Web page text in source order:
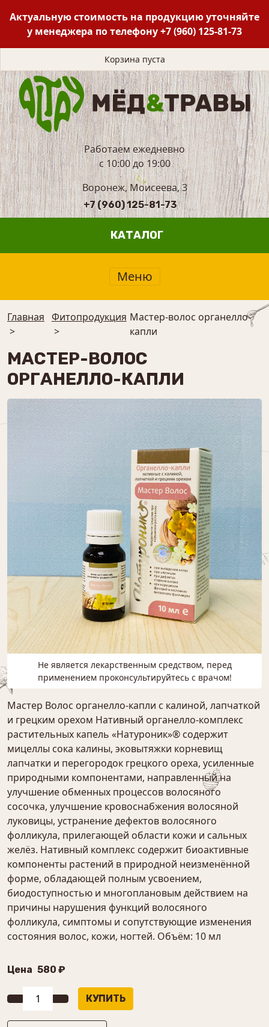
Актуальную стоимость на продукцию уточняйте
у менеджера по телефону+7 (960) 125-81-73
Корзина пуста
Работаем ежедневно
с 10:00 до 19:00
Воронеж, Моисеева, 3
+7 (960) 125-81-73
КАТАЛОГ
Меню
Главная
>
Фитопродукция
>
Мастер-волос органелло-
капли
МАСТЕР-ВОЛОС
ОРГАНЕЛЛО-КАПЛИ
Не является лекарственным средством, перед
применением проконсультируйтесь с врачом!
Мастер Волос органелло-капли с калиной, лапчаткой
и грецким орехом Нативный органелло-комплекс
растительных капель «Натуроник»® содержит
мицеллы сока калины, эковытяжки корневищ
лапчатки и перегородок грецкого ореха, усиленные
природными компонентами, направленный на
улучшение обменных процессов волосяного
сосочка, улучшение кровоснабжения волосяной
луковицы, устранение дефектов волосяного
фолликула, прилегающей области кожи и сальных
желёз. Нативный комплекс содержит биоактивные
компоненты растений в природной неизменённой
форме, обладающей полным усвоением,
биодоступностью и многоплановым действием на
причины нарушения функций волосяного
фолликула, симптомы и сопутствующие изменения
состояния волос, кожи, ногтей. Объём: 10 мл
Цена 580 ₽